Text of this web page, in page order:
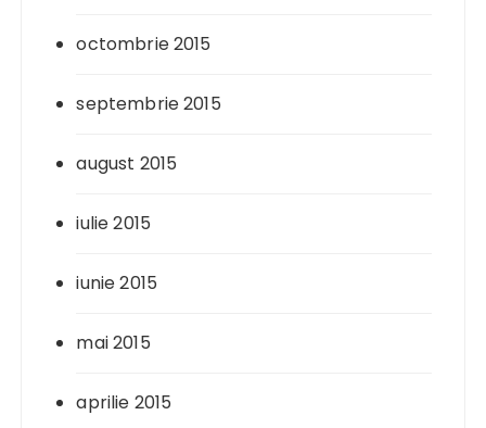
octombrie 2015
septembrie 2015
august 2015
iulie 2015
iunie 2015
mai 2015
aprilie 2015